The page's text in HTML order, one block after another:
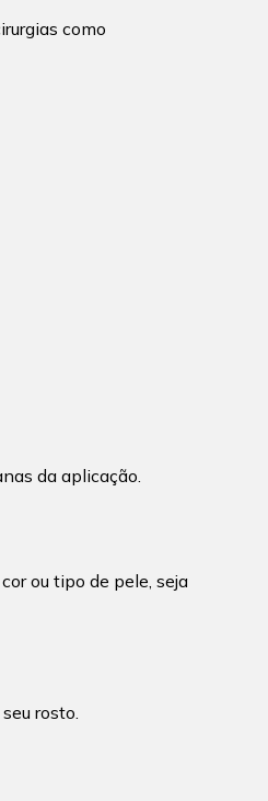
como
da aplicação.
ou tipo de pele, seja
rosto.